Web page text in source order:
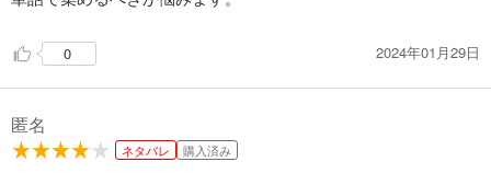
0 2024年01月29日
匿名
ネタバレ 購入済み